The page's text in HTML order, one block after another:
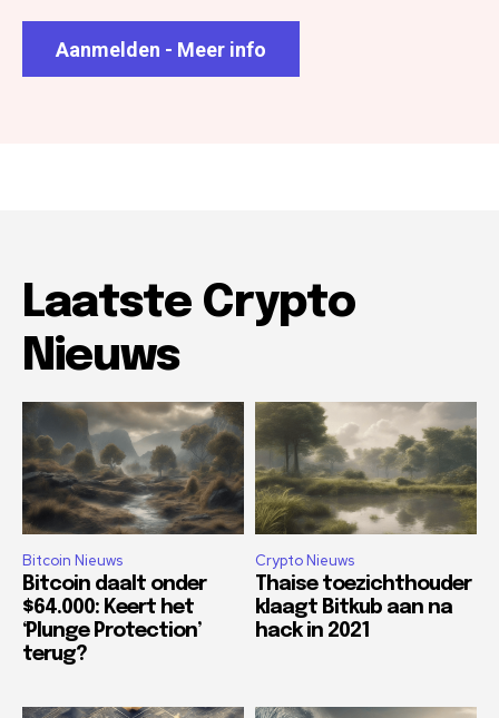
Aanmelden - Meer info
Laatste Crypto
Nieuws
Bitcoin Nieuws
Bitcoin daalt onder
$64.000: Keert het
‘Plunge Protection’
terug?
Crypto Nieuws
Thaise toezichthouder
klaagt Bitkub aan na
hack in 2021